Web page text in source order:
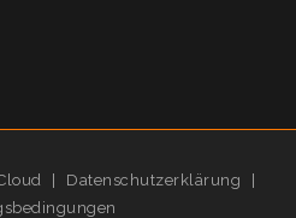
Datenschutzerklärung